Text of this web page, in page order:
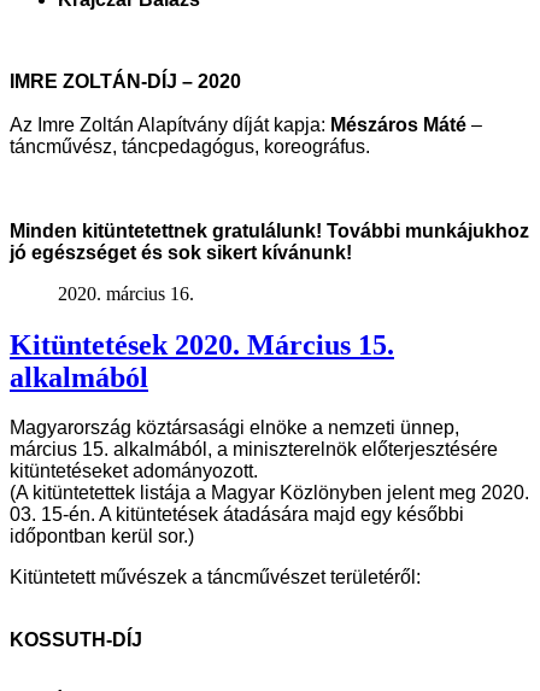
IMRE ZOLTÁN-DÍJ – 2020
Az Imre Zoltán Alapítvány díját kapja: Mészáros Máté –
táncművész, táncpedagógus, koreográfus.
Minden kitüntetettnek gratulálunk! További munkájukhoz
jó egészséget és sok sikert kívánunk!
2020. március 16.
Kitüntetések 2020. Március 15.
alkalmából
Magyarország köztársasági elnöke a nemzeti ünnep,
március 15. alkalmából, a miniszterelnök előterjesztésére
kitüntetéseket adományozott.
(A kitüntetettek listája a Magyar Közlönyben jelent meg 2020.
03. 15-én. A kitüntetések átadására majd egy későbbi
időpontban kerül sor.)
Kitüntetett művészek a táncművészet területéről:
KOSSUTH-DÍJ